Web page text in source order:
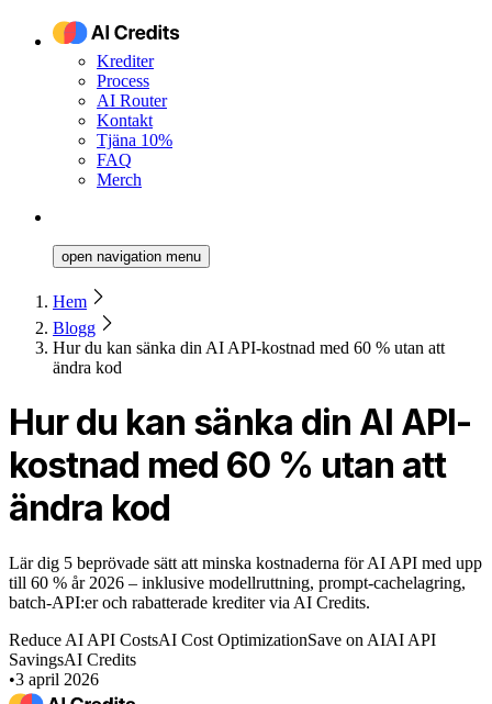
Krediter
Process
AI Router
Kontakt
Tjäna 10%
FAQ
Merch
open navigation menu
Hem
Blogg
Hur du kan sänka din AI API-kostnad med 60 % utan att
ändra kod
Hur du kan sänka din AI API-
kostnad med 60 % utan att
ändra kod
Lär dig 5 beprövade sätt att minska kostnaderna för AI API med upp
till 60 % år 2026 – inklusive modellruttning, prompt-cachelagring,
batch-API:er och rabatterade krediter via AI Credits.
Reduce AI API CostsAI Cost OptimizationSave on AIAI API
SavingsAI Credits
•3 april 2026